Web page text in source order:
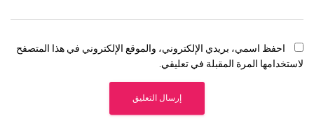
احفظ اسمي، بريدي الإلكتروني، والموقع الإلكتروني في هذا المتصفح
لاستخدامها المرة المقبلة في تعليقي.